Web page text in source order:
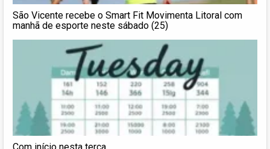
São Vicente recebe o Smart Fit Movimenta Litoral com
manhã de esporte neste sábado (25)